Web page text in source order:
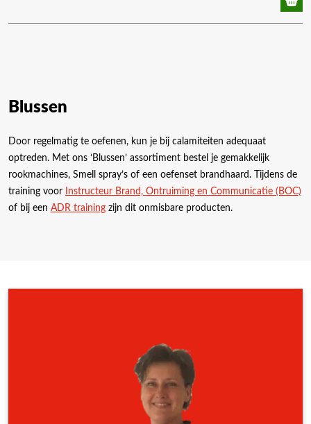
Blussen
Door regelmatig te oefenen, kun je bij calamiteiten adequaat
optreden. Met ons ‘Blussen’ assortiment bestel je gemakkelijk
rookmachines, Smell spray’s of een oefenset brandhaard. Tijdens de
training voor Instructeur Brand, Ontruiming en Communicatie (BOC)
of bij een ADR training zijn dit onmisbare producten.